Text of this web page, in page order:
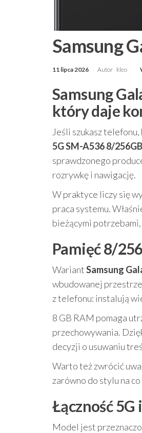
Samsung
11 lipca 2026 Autor kleo
Samsung
który daje
Jeśli szukasz telefonu,
5G SM-A536 8/
sprawdzonego
rozrywkę i nawigację.
W praktyce liczy się
praca systemu.
bieżącymi potrzebami,
Pamięć 8/
WariantSamsung
wbudowanej
z telefonu: instalują
8 GB RAM pomaga
przechowywania.
decyzji o usuwaniu
Warto też zwrócić
zarówno do stylu na
Łączność
Model jest